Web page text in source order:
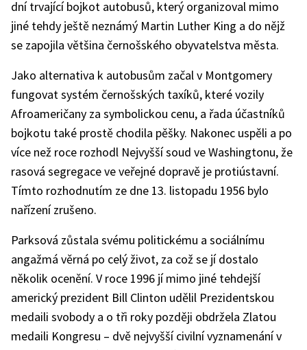
dní trvající bojkot autobusů, který organizoval mimo
jiné tehdy ještě neznámý Martin Luther King a do nějž
se zapojila většina černošského obyvatelstva města.
Jako alternativa k autobusům začal v Montgomery
fungovat systém černošských taxíků, které vozily
Afroameričany za symbolickou cenu, a řada účastníků
bojkotu také prostě chodila pěšky. Nakonec uspěli a po
více než roce rozhodl Nejvyšší soud ve Washingtonu, že
rasová segregace ve veřejné dopravě je protiústavní.
Tímto rozhodnutím ze dne 13. listopadu 1956 bylo
nařízení zrušeno.
Parksová zůstala svému politickému a sociálnímu
angažmá věrná po celý život, za což se jí dostalo
několik ocenění. V roce 1996 jí mimo jiné tehdejší
americký prezident Bill Clinton udělil Prezidentskou
medaili svobody a o tři roky později obdržela Zlatou
medaili Kongresu – dvě nejvyšší civilní vyznamenání v